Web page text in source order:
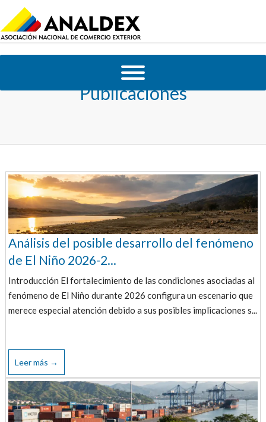
Publicaciones
Análisis del posible desarrollo del fenómeno
de El Niño 2026-2...
Introducción El fortalecimiento de las condiciones asociadas al
fenómeno de El Niño durante 2026 configura un escenario que
merece especial atención debido a sus posibles implicaciones s...
Leer más →